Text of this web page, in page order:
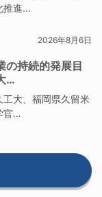
推進…
2026年8月6日
の持続的発展目
…
大、福岡県久留米
官…